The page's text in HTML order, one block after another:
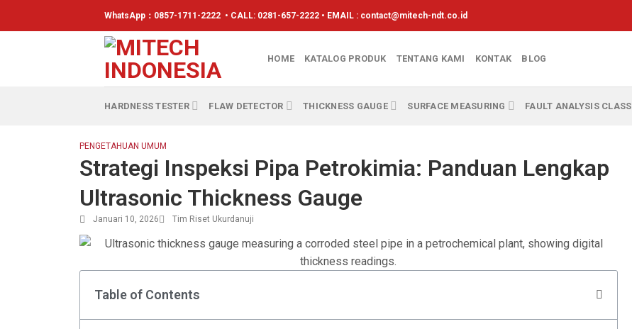
WhatsApp： 0857-1711-2222 • CALL: 0281-657-2222 • EMAIL : contact@mitech-ndt.co.id
HOME KATALOG PRODUK TENTANG KAMI KONTAK BLOG
HARDNESS TESTER FLAW DETECTOR THICKNESS GAUGE SURFACE MEASURING FAULT ANALYSIS CLASS
PENGETAHUAN UMUM
Strategi Inspeksi Pipa Petrokimia: Panduan Lengkap
Ultrasonic Thickness Gauge
Januari 10, 2026 Tim Riset Ukurdanuji
Table of Contents